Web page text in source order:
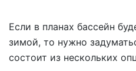
Если в планах бассейн
зимой, то нужно
состоит из нескольких